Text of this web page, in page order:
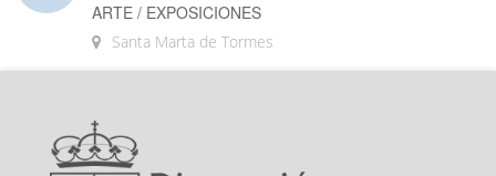
ARTE / EXPOSICIONES
Santa Marta de Tormes